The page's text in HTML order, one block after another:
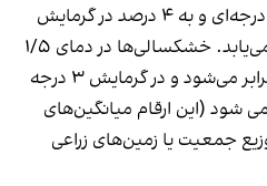
به ۲/۴ درصد در گرمایش ۱/۵ درجه‌ای و به ۴ درصد در گرمایش
۳ درجه سانتیگرادی افزایش می‌یابد. خشکسالی‌ها در دمای ۱/۵
درجه سانتیگرادی، تقریباً دو برابر می‌شود و در گرمایش ۳ درجه
شود (این ارقام میانگین‌های
جمعیت یا زمین‌های زراعی